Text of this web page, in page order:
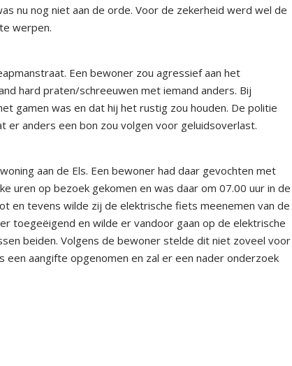
nu nog niet aan de orde. Voor de zekerheid werd wel de
werpen.
Een bewoner zou agressief aan het
hard praten/schreeuwen met iemand anders. Bij
gamen was en dat hij het rustig zou houden. De politie
anders een bon zou volgen voor geluidsoverlast.
aan de Els. Een bewoner had daar gevochten met
uren op bezoek gekomen en was daar om 07.00 uur in de
en tevens wilde zij de elektrische fiets meenemen van de
toegeëigend en wilde er vandoor gaan op de elektrische
beiden. Volgens de bewoner stelde dit niet zoveel voor
aangifte opgenomen en zal er een nader onderzoek